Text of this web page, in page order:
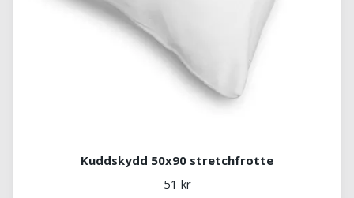
Kuddskydd 50x90 stretchfrotte
51 kr